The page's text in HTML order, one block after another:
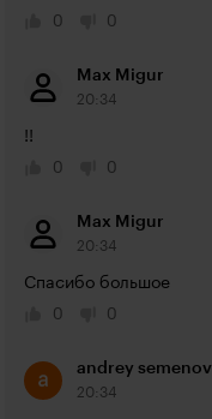
0
0
Max Migur
20:34
!!
0
0
Max Migur
20:34
Спасибо большое
0
0
andrey semenov
20:34